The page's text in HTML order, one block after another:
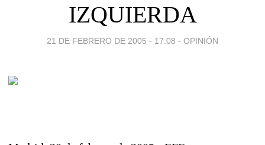
IZQUIERDA
21 DE FEBRERO DE 2005 - 17:08 - OPINIÓN